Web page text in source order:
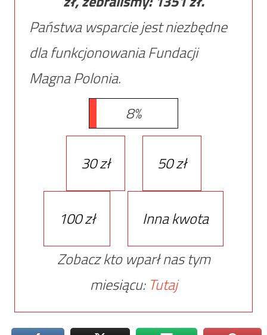
Państwa wsparcie jest niezbędne
dla funkcjonowania Fundacji
Magna Polonia.
8%
30 zł 50 zł
100 zł
Inna kwota
Zobacz kto wparł nas tym
miesiącu: Tutaj